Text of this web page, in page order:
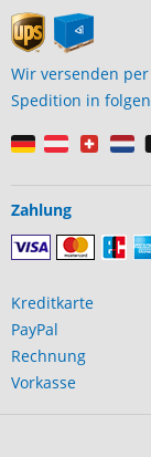
Wir versenden
Spedition in
Zahlung
Kreditkarte
PayPal
Rechnung
Vorkasse